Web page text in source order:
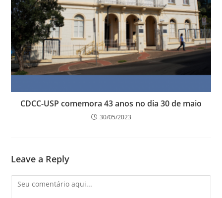
CDCC-USP comemora 43 anos no dia 30 de maio
30/05/2023
Leave a Reply